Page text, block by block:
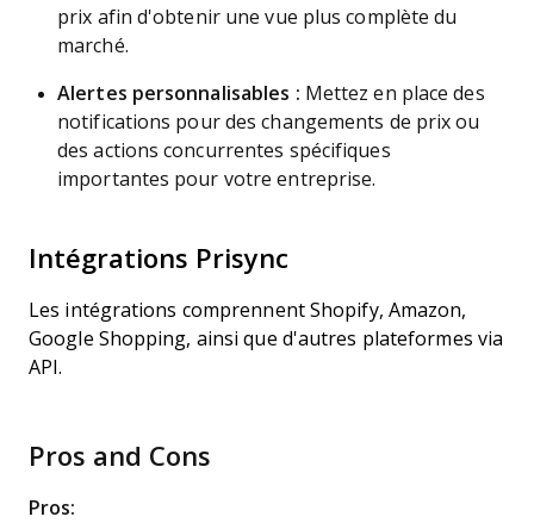
prix afin d'obtenir une vue plus complète du
marché.
Alertes personnalisables : Mettez en place des
notifications pour des changements de prix ou
des actions concurrentes spécifiques
importantes pour votre entreprise.
Intégrations Prisync
Les intégrations comprennent Shopify, Amazon,
Google Shopping, ainsi que d'autres plateformes via
API.
Pros and Cons
Pros: